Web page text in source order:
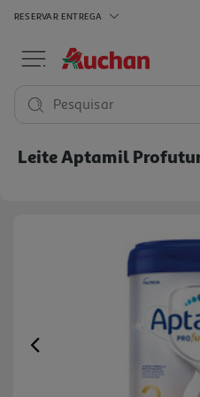
RESERVAR ENTREGA
Pesquisar
Leite Aptamil
Previous